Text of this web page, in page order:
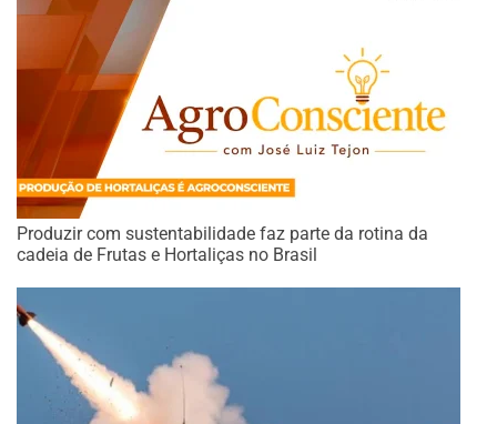
Produzir com sustentabilidade faz parte da rotina da
cadeia de Frutas e Hortaliças no Brasil